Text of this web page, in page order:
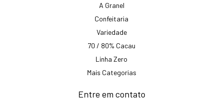
A Granel
Confeitaria
Variedade
70 / 80% Cacau
Linha Zero
Mais Categorias
Entre em contato